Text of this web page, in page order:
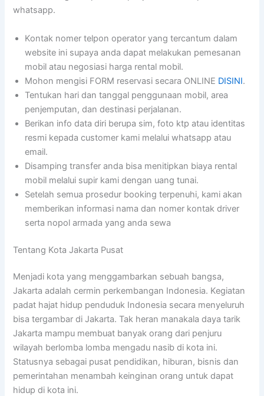
whatsapp.
Kontak nomer telpon operator yang tercantum dalam
website ini supaya anda dapat melakukan pemesanan
mobil atau negosiasi harga rental mobil.
Mohon mengisi FORM reservasi secara ONLINE DISINI.
Tentukan hari dan tanggal penggunaan mobil, area
penjemputan, dan destinasi perjalanan.
Berikan info data diri berupa sim, foto ktp atau identitas
resmi kepada customer kami melalui whatsapp atau
email.
Disamping transfer anda bisa menitipkan biaya rental
mobil melalui supir kami dengan uang tunai.
Setelah semua prosedur booking terpenuhi, kami akan
memberikan informasi nama dan nomer kontak driver
serta nopol armada yang anda sewa
Tentang Kota Jakarta Pusat
Menjadi kota yang menggambarkan sebuah bangsa,
Jakarta adalah cermin perkembangan Indonesia. Kegiatan
padat hajat hidup penduduk Indonesia secara menyeluruh
bisa tergambar di Jakarta. Tak heran manakala daya tarik
Jakarta mampu membuat banyak orang dari penjuru
wilayah berlomba lomba mengadu nasib di kota ini.
Statusnya sebagai pusat pendidikan, hiburan, bisnis dan
pemerintahan menambah keinginan orang untuk dapat
hidup di kota ini.